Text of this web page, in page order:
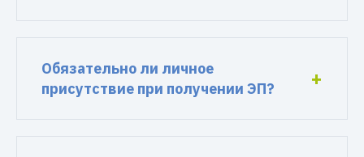
Обязательно ли личное
присутствие при получении ЭП?